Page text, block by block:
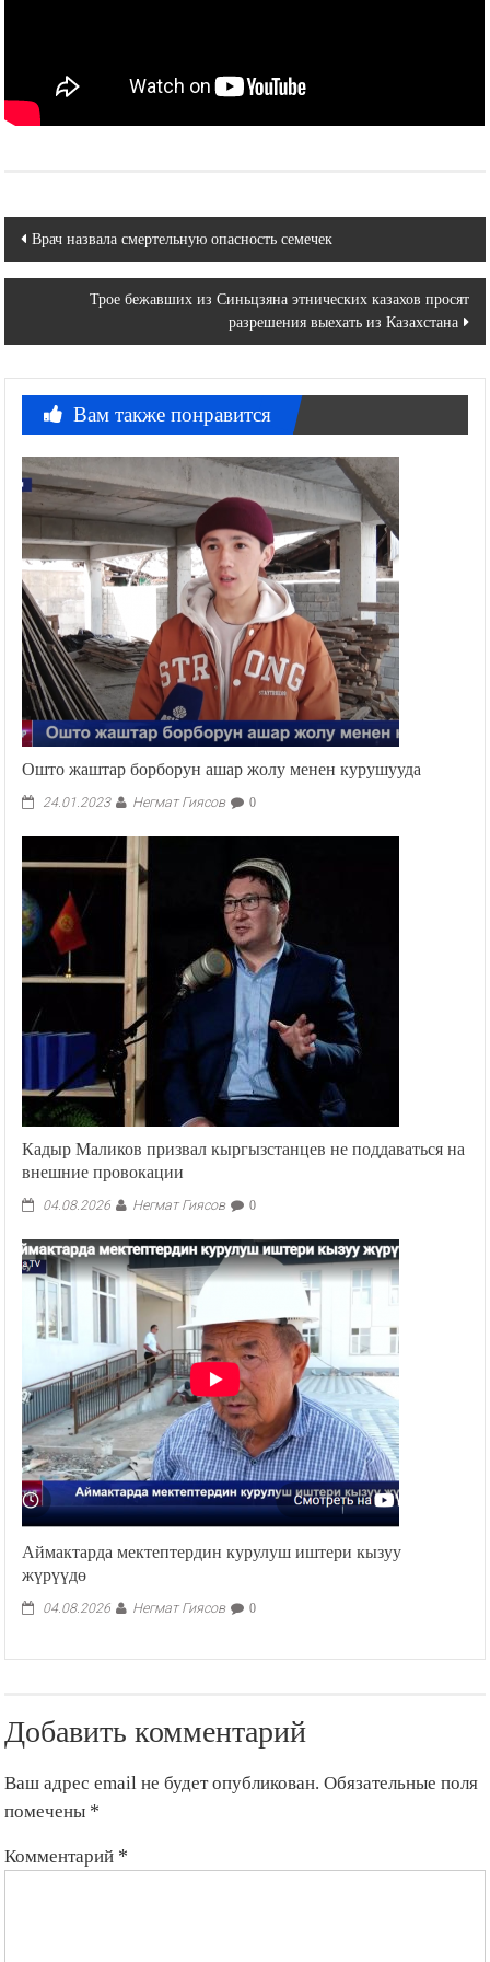
Навигация
по
записям
Врач назвала смертельную опасность семечек
Трое бежавших из Синьцзяна этнических казахов просят
разрешения выехать из Казахстана
Вам также понравится
Ошто жаштар борборун ашар жолу менен курушууда
24.01.2023 Негмат Гиясов 0
Кадыр Маликов призвал кыргызстанцев не поддаваться на
внешние провокации
04.08.2026 Негмат Гиясов 0
Аймактарда мектептердин курулуш иштери кызуу
жүрүүдө
04.08.2026 Негмат Гиясов 0
Добавить комментарий
Ваш адрес email не будет опубликован. Обязательные поля
помечены *
Комментарий *